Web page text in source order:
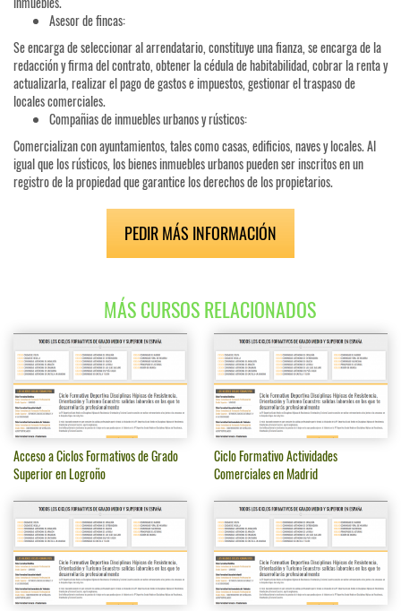
Asesor de fincas:
Se encarga de seleccionar al arrendatario, constituye una fianza, se encarga de la
redacción y firma del contrato, obtener la cédula de habitabilidad, cobrar la renta y
actualizarla, realizar el pago de gastos e impuestos, gestionar el traspaso de
locales comerciales.
Compañias de inmuebles urbanos y rústicos:
Comercializan con ayuntamientos, tales como casas, edificios, naves y locales. Al
igual que los rústicos, los bienes inmuebles urbanos pueden ser inscritos en un
registro de la propiedad que garantice los derechos de los propietarios.
PEDIR MÁS INFORMACIÓN
MÁS CURSOS RELACIONADOS
Acceso a Ciclos Formativos de Grado
Superior en Logroño
Ciclo Formativo Actividades
Comerciales en Madrid